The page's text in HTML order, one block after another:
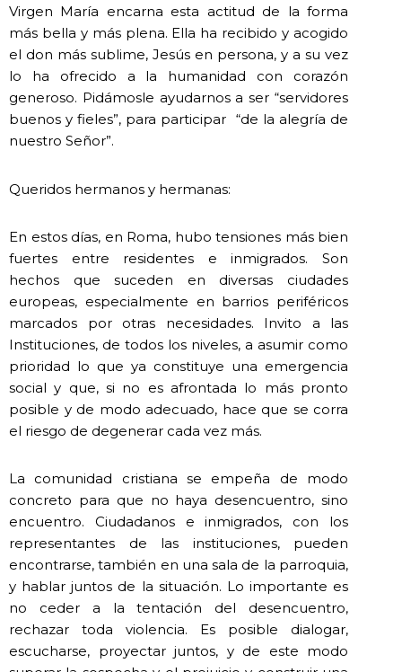
Virgen María encarna esta actitud de la forma
más bella y más plena. Ella ha recibido y acogido
el don más sublime, Jesús en persona, y a su vez
lo ha ofrecido a la humanidad con corazón
generoso. Pidámosle ayudarnos a ser “servidores
buenos y fieles”, para participar “de la alegría de
nuestro Señor”.
Queridos hermanos y hermanas:
En estos días, en Roma, hubo tensiones más bien
fuertes entre residentes e inmigrados. Son
hechos que suceden en diversas ciudades
europeas, especialmente en barrios periféricos
marcados por otras necesidades. Invito a las
Instituciones, de todos los niveles, a asumir como
prioridad lo que ya constituye una emergencia
social y que, si no es afrontada lo más pronto
posible y de modo adecuado, hace que se corra
el riesgo de degenerar cada vez más.
La comunidad cristiana se empeña de modo
concreto para que no haya desencuentro, sino
encuentro. Ciudadanos e inmigrados, con los
representantes de las instituciones, pueden
encontrarse, también en una sala de la parroquia,
y hablar juntos de la situación. Lo importante es
no ceder a la tentación del desencuentro,
rechazar toda violencia. Es posible dialogar,
escucharse, proyectar juntos, y de este modo